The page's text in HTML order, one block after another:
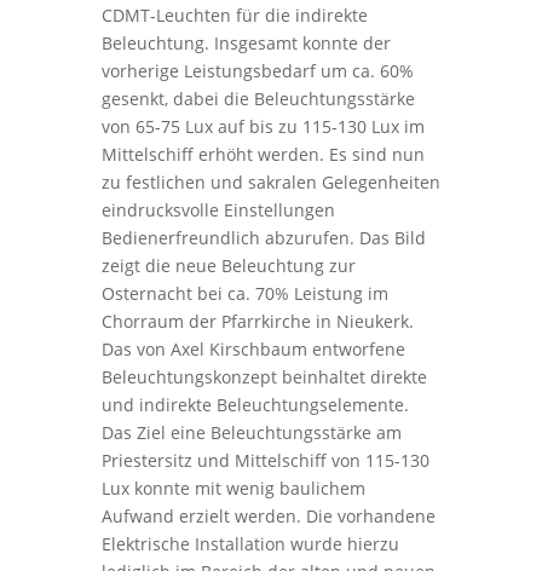
CDMT-Leuchten für die indirekte
Beleuchtung. Insgesamt konnte der
vorherige Leistungsbedarf um ca. 60%
gesenkt, dabei die Beleuchtungsstärke
von 65-75 Lux auf bis zu 115-130 Lux im
Mittelschiff erhöht werden. Es sind nun
zu festlichen und sakralen Gelegenheiten
eindrucksvolle Einstellungen
Bedienerfreundlich abzurufen. Das Bild
zeigt die neue Beleuchtung zur
Osternacht bei ca. 70% Leistung im
Chorraum der Pfarrkirche in Nieukerk.
Das von Axel Kirschbaum entworfene
Beleuchtungskonzept beinhaltet direkte
und indirekte Beleuchtungselemente.
Das Ziel eine Beleuchtungsstärke am
Priestersitz und Mittelschiff von 115-130
Lux konnte mit wenig baulichem
Aufwand erzielt werden. Die vorhandene
Elektrische Installation wurde hierzu